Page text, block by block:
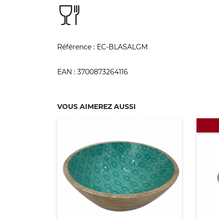
Référence : EC-BLASALGM
EAN : 3700873264116
VOUS AIMEREZ AUSSI